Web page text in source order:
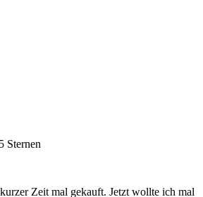
Sternen
Zeit mal gekauft. Jetzt wollte ich mal